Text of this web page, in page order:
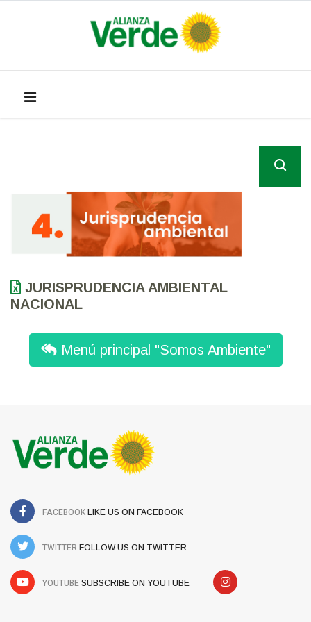
JURISPRUDENCIA AMBIENTAL
NACIONAL
Menú principal "Somos Ambiente"
FACEBOOK LIKE US ON FACEBOOK
TWITTER FOLLOW US ON TWITTER
YOUTUBE SUBSCRIBE ON YOUTUBE